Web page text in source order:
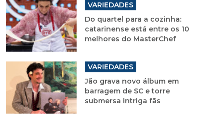
VARIEDADES
Do quartel para a cozinha:
catarinense está entre os 10
melhores do MasterChef
VARIEDADES
Jão grava novo álbum em
barragem de SC e torre
submersa intriga fãs